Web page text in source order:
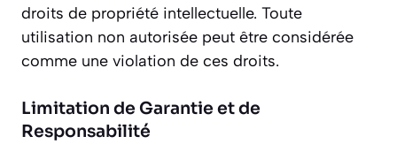
droits de propriété intellectuelle. Toute
utilisation non autorisée peut être considérée
comme une violation de ces droits.
Limitation de Garantie et de
Responsabilité